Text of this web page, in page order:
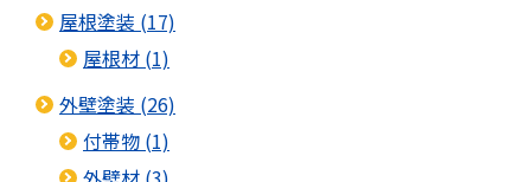
屋根塗装 (17)
屋根材 (1)
外壁塗装 (26)
付帯物 (1)